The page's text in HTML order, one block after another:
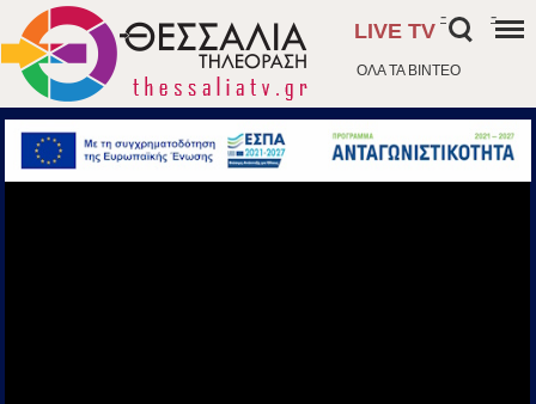
ΟΛΑ ΤΑ ΒΙΝΤΕΟ
LIVE TV
- -